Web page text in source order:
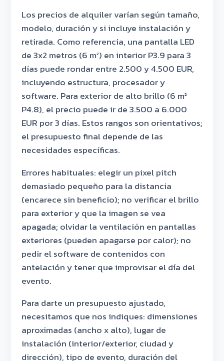
Los precios de alquiler varían según tamaño,
modelo, duración y si incluye instalación y
retirada. Como referencia, una pantalla LED
de 3x2 metros (6 m²) en interior P3.9 para 3
días puede rondar entre 2.500 y 4.500 EUR,
incluyendo estructura, procesador y
software. Para exterior de alto brillo (6 m²
P4.8), el precio puede ir de 3.500 a 6.000
EUR por 3 días. Estos rangos son orientativos;
el presupuesto final depende de las
necesidades específicas.
Errores habituales: elegir un pixel pitch
demasiado pequeño para la distancia
(encarece sin beneficio); no verificar el brillo
para exterior y que la imagen se vea
apagada; olvidar la ventilación en pantallas
exteriores (pueden apagarse por calor); no
pedir el software de contenidos con
antelación y tener que improvisar el día del
evento.
Para darte un presupuesto ajustado,
necesitamos que nos indiques: dimensiones
aproximadas (ancho x alto), lugar de
instalación (interior/exterior, ciudad y
dirección), tipo de evento, duración del